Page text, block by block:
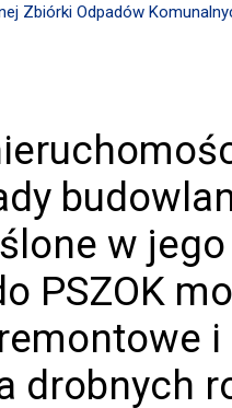
Zbiórki Odpadów
w
PSZOK
drobnych